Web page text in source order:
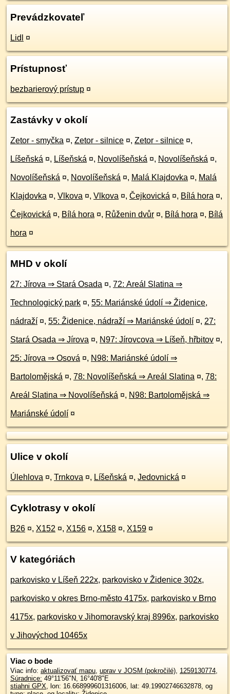
Prevádzkovateľ
Lidl ¤
Prístupnosť
bezbarierový prístup ¤
Zastávky v okolí
Zetor - smyčka ¤, Zetor - silnice ¤, Zetor - silnice ¤,
Líšeňská ¤, Líšeňská ¤, Novolíšeňská ¤, Novolíšeňská ¤,
Novolíšeňská ¤, Novolíšeňská ¤, Malá Klajdovka ¤, Malá
Klajdovka ¤, Vlkova ¤, Vlkova ¤, Čejkovická ¤, Bílá hora ¤,
Čejkovická ¤, Bílá hora ¤, Růženin dvůr ¤, Bílá hora ¤, Bílá
hora ¤
MHD v okolí
27: Jírova ⇒ Stará Osada ¤, 72: Areál Slatina ⇒
Technologický park ¤, 55: Mariánské údolí ⇒ Židenice,
nádraží ¤, 55: Židenice, nádraží ⇒ Mariánské údolí ¤, 27:
Stará Osada ⇒ Jírova ¤, N97: Jírovcova ⇒ Líšeň, hřbitov ¤,
25: Jírova ⇒ Osová ¤, N98: Mariánské údolí ⇒
Bartolomějská ¤, 78: Novolíšeňská ⇒ Areál Slatina ¤, 78:
Areál Slatina ⇒ Novolíšeňská ¤, N98: Bartolomějská ⇒
Mariánské údolí ¤
Ulice v okolí
Úlehlova ¤, Trnkova ¤, Líšeňská ¤, Jedovnická ¤
Cyklotrasy v okolí
B26 ¤, X152 ¤, X156 ¤, X158 ¤, X159 ¤
V kategóriách
parkovisko v Líšeň 222x, parkovisko v Židenice 302x,
parkovisko v okres Brno-město 4175x, parkovisko v Brno
4175x, parkovisko v Jihomoravský kraj 8996x, parkovisko
v Jihovýchod 10465x
Viac o bode
Viac info: aktualizovať mapu, uprav v JOSM (pokročilé), 1259130774,
Súradnice: 49°11'56"N, 16°40'8"E
stiahni GPX, lon: 16.668999601316006, lat: 49.19902746632878, og